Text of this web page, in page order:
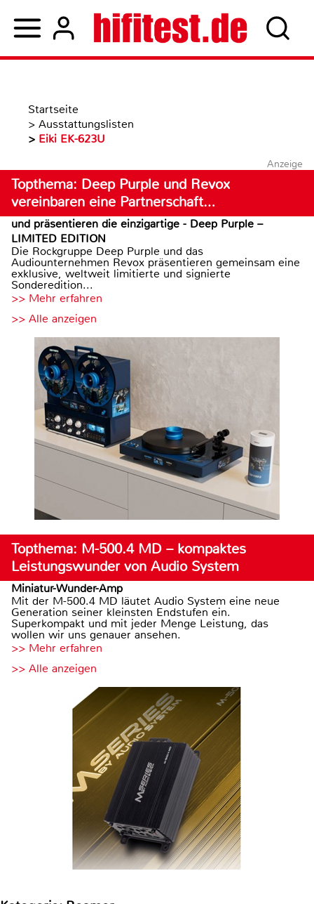
Startseite
> Ausstattungslisten
> Eiki EK-623U
Anzeige
Topthema: Deep Purple und Revox
vereinbaren eine Partnerschaft…
und präsentieren die einzigartige - Deep Purple –
LIMITED EDITION
Die Rockgruppe Deep Purple und das
Audiounternehmen Revox präsentieren gemeinsam eine
exklusive, weltweit limitierte und signierte
Sonderedition...
>> Mehr erfahren
>> Alle anzeigen
Topthema: M-500.4 MD – kompaktes
Leistungswunder von Audio System
Miniatur-Wunder-Amp
Mit der M-500.4 MD läutet Audio System eine neue
Generation seiner kleinsten Endstufen ein.
Superkompakt und mit jeder Menge Leistung, das
wollen wir uns genauer ansehen.
>> Mehr erfahren
>> Alle anzeigen